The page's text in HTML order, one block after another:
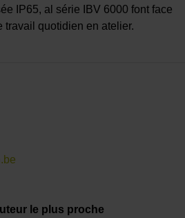
IP65, al série IBV 6000 font face
travail quotidien en atelier.
le plus proche